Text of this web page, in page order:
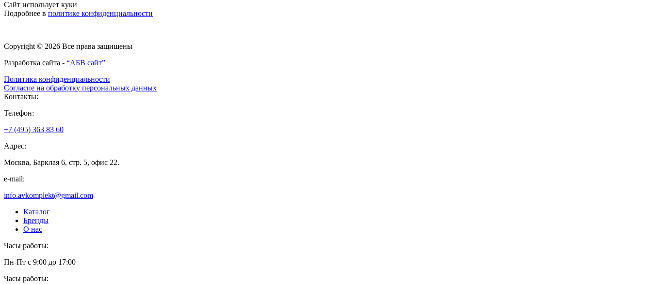
Сайт использует куки
Подробнее в политике конфиденциальности
Copyright © 2026 Все права защищены
Разработка сайта - “АБВ сайт”
Политика конфиденциальности
Согласие на обработку персональных данных
Контакты:
Телефон:
+7 (495) 363 83 60
Адрес:
Москва, Барклая 6, стр. 5, офис 22.
e-mail:
info.avkomplekt@gmail.com
Каталог
Бренды
О нас
Часы работы:
Пн-Пт с 9:00 до 17:00
Часы работы: